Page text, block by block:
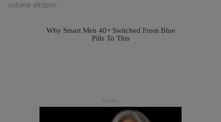
volume ekspor.